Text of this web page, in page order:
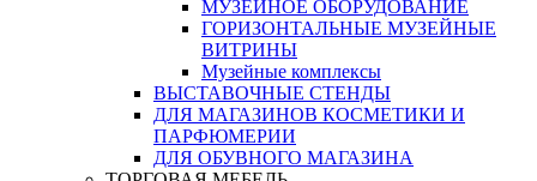
МУЗЕЙНОЕ ОБОРУДОВАНИЕ
ГОРИЗОНТАЛЬНЫЕ МУЗЕЙНЫЕ
ВИТРИНЫ
Музейные комплексы
ВЫСТАВОЧНЫЕ СТЕНДЫ
ДЛЯ МАГАЗИНОВ КОСМЕТИКИ И
ПАРФЮМЕРИИ
ДЛЯ ОБУВНОГО МАГАЗИНА